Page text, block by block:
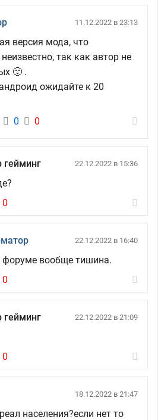
11.12.2022 в 23:13
версия мода, что
так как автор не
🙂 .
ожидайте к 20
0 0
гейминг 22.12.2022 в 15:36
0
22.12.2022 в 16:40
форуме вообще тишина.
0
гейминг 22.12.2022 в 21:09
0
18.12.2022 в 21:47
населения?если нет то